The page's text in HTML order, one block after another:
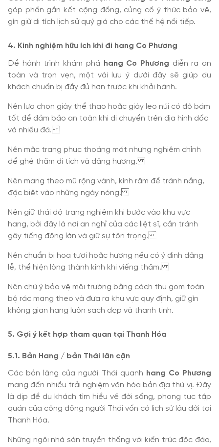
góp phần gắn kết cộng đồng, củng cố ý thức bảo vệ,
gìn giữ di tích lịch sử quý giá cho các thế hệ nối tiếp.
4. Kinh nghiệm hữu ích khi đi hang Co Phương
Để hành trình khám phá hang Co Phương diễn ra an
toàn và trọn vẹn, một vài lưu ý dưới đây sẽ giúp du
khách chuẩn bị đầy đủ hơn trước khi khởi hành.
Nên lựa chọn giày thể thao hoặc giày leo núi có độ bám
tốt để đảm bảo an toàn khi di chuyển trên địa hình dốc
và nhiều đá.
Nên mặc trang phục thoáng mát nhưng nghiêm chỉnh
để ghé thăm di tích và dâng hương.
Nên mang theo mũ rộng vành, kính râm để tránh nắng,
đặc biệt vào những ngày nóng.
Nên giữ thái độ trang nghiêm khi bước vào khu vực
hang, bởi đây là nơi an nghỉ của các liệt sĩ, cần tránh
gây tiếng động lớn và giữ sự tôn trọng.
Nên chuẩn bị hoa tươi hoặc hương nếu có ý định dâng
lễ, thể hiện lòng thành kính khi viếng thăm.
Nên chú ý bảo vệ môi trường bằng cách thu gom toàn
bộ rác mang theo và đưa ra khu vực quy định, giữ gìn
không gian hang luôn sạch đẹp và thanh tịnh.
5. Gợi ý kết hợp tham quan tại Thanh Hóa
5.1. Bản Hang / bản Thái lân cận
Các bản làng của người Thái quanh hang Co Phương
mang đến nhiều trải nghiệm văn hóa bản địa thú vị. Đây
là dịp để du khách tìm hiểu về đời sống, phong tục tập
quán của cộng đồng người Thái vốn có lịch sử lâu đời tại
Thanh Hóa.
Những ngôi nhà sàn truyền thống với kiến trúc độc đáo,